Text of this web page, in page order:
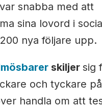
snabba med att
sina lovord i
nya följare upp.
skiljer sig
och tyckare
handla om att